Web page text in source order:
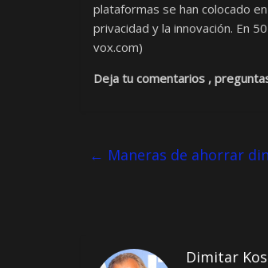
plataformas se han colocado
privacidad y la innovación. En
vox.com)
Deja tu comentarios ,
← Maneras de ahorrar
Dimitar